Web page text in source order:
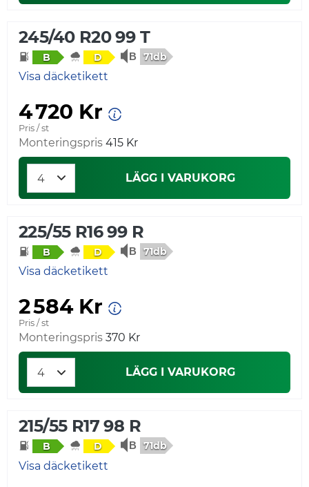
245/40 R20 99 T
B D 71db
Visa däcketikett
4 720 Kr
Pris / st
Monteringspris 415 Kr
LÄGG I VARUKORG
225/55 R16 99 R
B D 71db
Visa däcketikett
2 584 Kr
Pris / st
Monteringspris 370 Kr
LÄGG I VARUKORG
215/55 R17 98 R
B D 71db
Visa däcketikett